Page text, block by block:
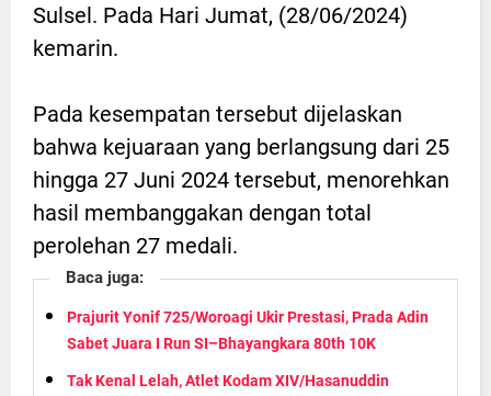
Sulsel. Pada Hari Jumat, (28/06/2024)
kemarin.
Pada kesempatan tersebut dijelaskan
bahwa kejuaraan yang berlangsung dari 25
hingga 27 Juni 2024 tersebut, menorehkan
hasil membanggakan dengan total
perolehan 27 medali.
Baca juga:
Prajurit Yonif 725/Woroagi Ukir Prestasi, Prada Adin
Sabet Juara I Run SI–Bhayangkara 80th 10K
Tak Kenal Lelah, Atlet Kodam XIV/Hasanuddin